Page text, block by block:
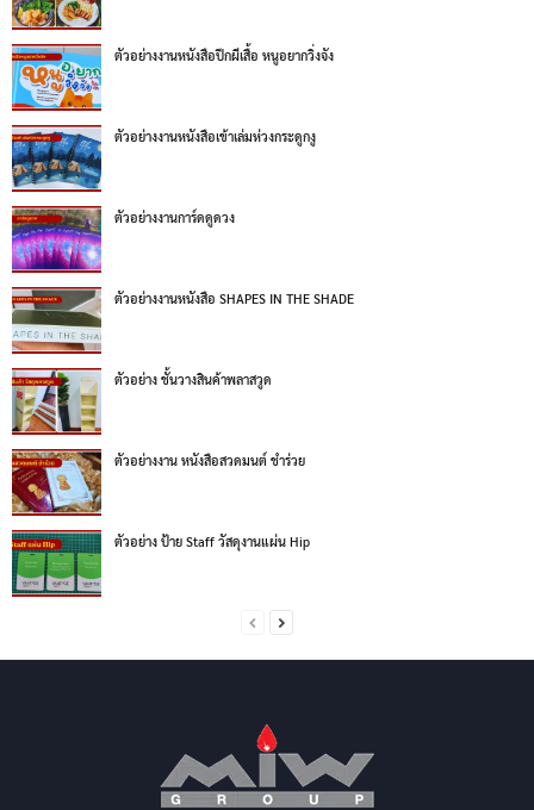
ตัวอย่างงานหนังสือปีกผีเสื้อ หนูอยากวิ่งจัง
ตัวอย่างงานหนังสือเข้าเล่มห่วงกระดูกงู
ตัวอย่างงานการ์ดดูดวง
ตัวอย่างงานหนังสือ SHAPES IN THE SHADE
ตัวอย่าง ชั้นวางสินค้าพลาสวูด
ตัวอย่างงาน หนังสือสวดมนต์ ชำร่วย
ตัวอย่าง ป้าย Staff วัสดุงานแผ่น Hip